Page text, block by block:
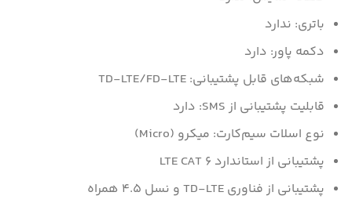
باتری: ندارد
دکمه پاور: دارد
شبکه‌های قابل پشتیبانی: TD-LTE/FD-LTE
قابلیت پشتیبانی از SMS: دارد
نوع اسلات سیم‌کارت: میکرو (Micro)
پشتیبانی از استاندارد LTE CAT 6
پشتیبانی از فناوری TD-LTE و نسل 4.5 همراه